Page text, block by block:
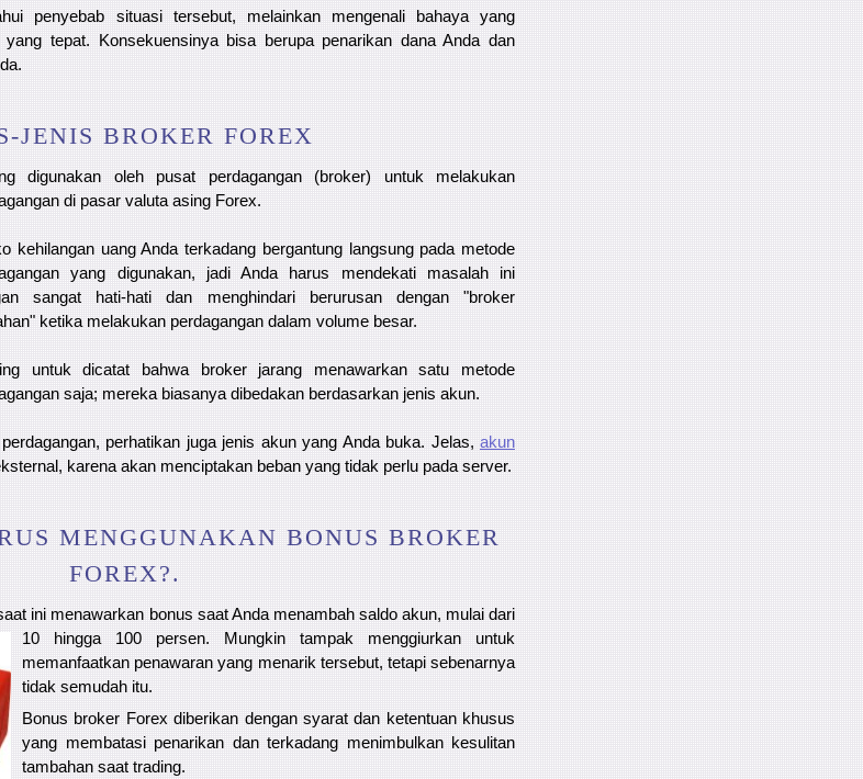
penyebab situasi tersebut, melainkan mengenali bahaya yang
tepat. Konsekuensinya bisa berupa penarikan dana Anda dan
JENIS BROKER FOREX
digunakan oleh pusat perdagangan (broker) untuk melakukan
di pasar valuta asing Forex.
kehilangan uang Anda terkadang bergantung langsung pada metode
yang digunakan, jadi Anda harus mendekati masalah ini
sangat hati-hati dan menghindari berurusan dengan "broker
ketika melakukan perdagangan dalam volume besar.
untuk dicatat bahwa broker jarang menawarkan satu metode
saja; mereka biasanya dibedakan berdasarkan jenis akun.
perhatikan juga jenis akun yang Anda buka. Jelas, akun
karena akan menciptakan beban yang tidak perlu pada server.
MENGGUNAKAN BONUS BROKER
FOREX?.
ini menawarkan bonus saat Anda menambah saldo akun, mulai dari
10 hingga 100 persen. Mungkin tampak menggiurkan untuk
memanfaatkan penawaran yang menarik tersebut, tetapi sebenarnya
tidak semudah itu.
Bonus broker Forex diberikan dengan syarat dan ketentuan khusus
yang membatasi penarikan dan terkadang menimbulkan kesulitan
tambahan saat trading.